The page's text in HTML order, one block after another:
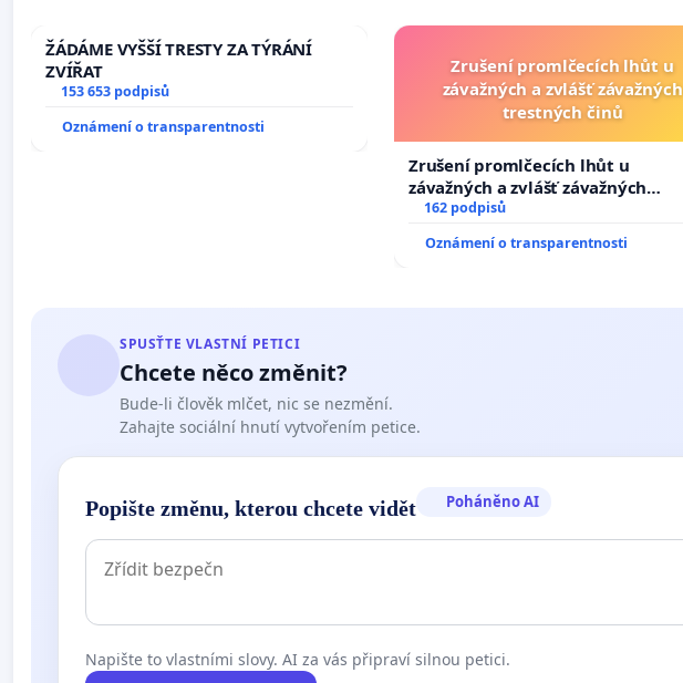
ŽÁDÁME VYŠŠÍ TRESTY ZA TÝRÁNÍ
ZVÍŘAT
153 653 podpisů
Oznámení o transparentnosti
Zrušení promlčecích lhůt u
závažných a zvlášť závažných
trestných činů
Zrušení promlčecích lhůt u
závažných a zvlášť závažných
trestných činů
162 podpisů
Oznámení o transparentnosti
SPUSŤTE VLASTNÍ PETICI
Chcete něco změnit?
Bude-li člověk mlčet, nic se nezmění.
Zahajte sociální hnutí vytvořením petice.
Popište změnu, kterou chcete vidět Poháněno AI
Napište to vlastními slovy. AI za vás připraví silnou petici.